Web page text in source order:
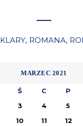
KLARY, ROMANA,
MARZEC 2021
Ś C P
3 4 5
10 11 12